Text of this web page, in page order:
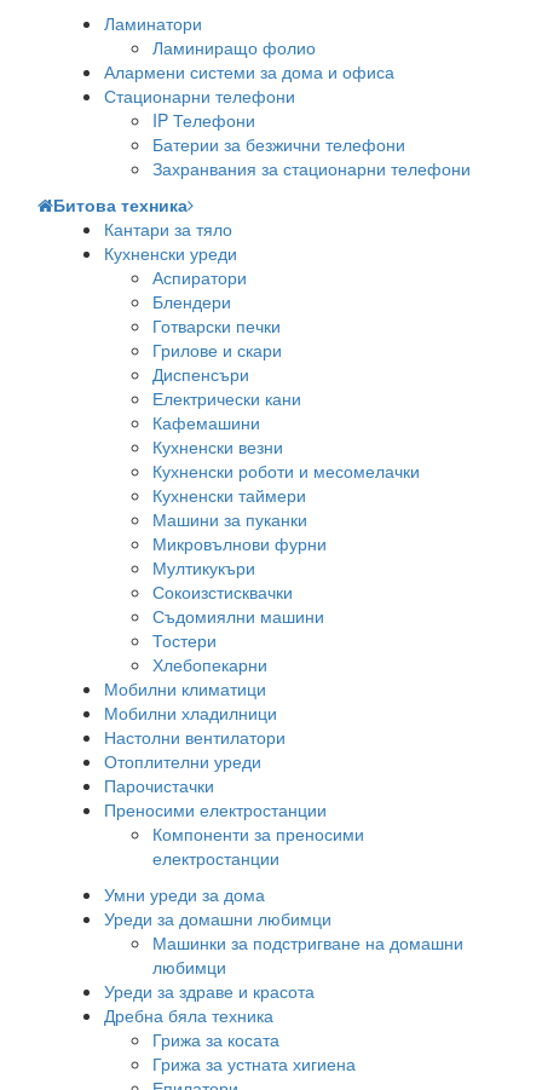
Ламинатори
Ламиниращо фолио
Алармени системи за дома и офиса
Стационарни телефони
IP Телефони
Батерии за безжични телефони
Захранвания за стационарни телефони
Битова техника
Кантари за тяло
Кухненски уреди
Аспиратори
Блендери
Готварски печки
Грилове и скари
Диспенсъри
Електрически кани
Кафемашини
Кухненски везни
Кухненски роботи и месомелачки
Кухненски таймери
Машини за пуканки
Микровълнови фурни
Мултикукъри
Сокоизстисквачки
Съдомиялни машини
Тостери
Хлебопекарни
Мобилни климатици
Мобилни хладилници
Настолни вентилатори
Отоплителни уреди
Парочистачки
Преносими електростанции
Компоненти за преносими
електростанции
Умни уреди за дома
Уреди за домашни любимци
Машинки за подстригване на домашни
любимци
Уреди за здраве и красота
Дребна бяла техника
Грижа за косата
Грижа за устната хигиена